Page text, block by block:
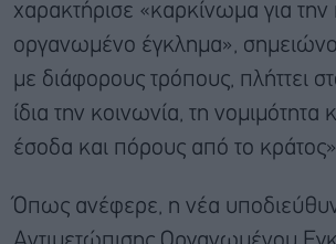
χαρακτήρισε «καρκίνωμα για την
οργανωμένο έγκλημα»,
με διάφορους τρόπους, πλήττει
ίδια την κοινωνία, τη νομιμότητα
έσοδα και πόρους από το
Όπως ανέφερε, η νέα